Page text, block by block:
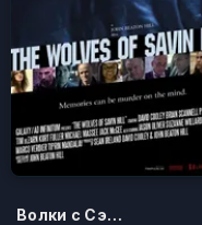
Волки с Сэйвин-Хилл